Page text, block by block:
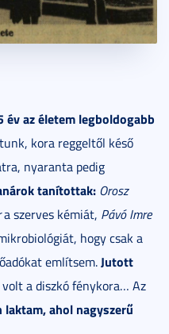
az életem legboldogabb
kora reggeltől késő
nyaranta pedig
tanítottak: Orosz
a szerves kémiát, Pávó Imre
hogy csak a
említsem.Jutott
a diszkó fénykora… Az
ahol nagyszerű